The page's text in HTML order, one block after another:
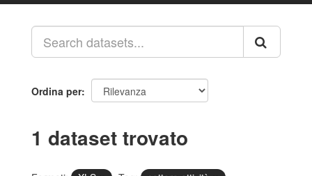
Ordina per
1 dataset trovato